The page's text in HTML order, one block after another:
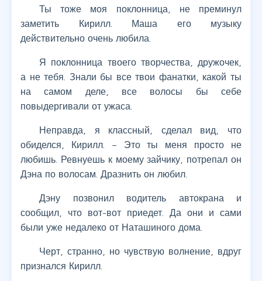
Ты тоже моя поклонница, не преминул
заметить Кирилл. Маша его музыку
действительно очень любила.
Я поклонница твоего творчества, дружочек,
а не тебя. Знали бы все твои фанатки, какой ты
на самом деле, все волосы бы себе
повыдергивали от ужаса.
Неправда, я классный, сделал вид, что
обиделся, Кирилл. – Это ты меня просто не
любишь. Ревнуешь к моему зайчику, потрепал он
Дэна по волосам. Дразнить он любил.
Дэну позвонил водитель автокрана и
сообщил, что вот-вот приедет. Да они и сами
были уже недалеко от Наташиного дома.
Черт, странно, но чувствую волнение, вдруг
признался Кирилл.